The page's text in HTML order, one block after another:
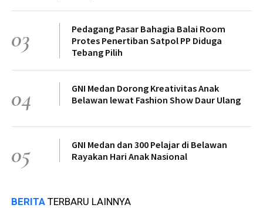
03
Pedagang Pasar Bahagia Balai Room
Protes Penertiban Satpol PP Diduga
Tebang Pilih
04
GNI Medan Dorong Kreativitas Anak
Belawan lewat Fashion Show Daur Ulang
05
GNI Medan dan 300 Pelajar di Belawan
Rayakan Hari Anak Nasional
BERITA TERBARU LAINNYA